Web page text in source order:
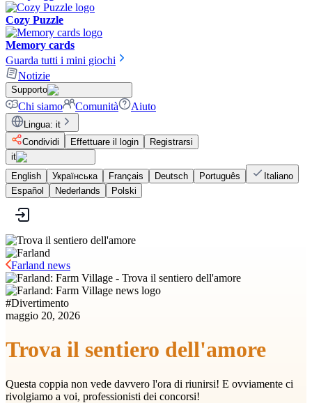
Cozy Puzzle
Memory cards
Guarda tutti i mini giochi
Notizie
Supporto
Chi siamo Comunità Aiuto
Lingua: it
Condividi
Effettuare il login
Registrarsi
it
English
Українська Français Deutsch Português
Italiano
Español
Nederlands Polski
Farland news
#Divertimento
maggio 20, 2026
Trova il sentiero dell'amore
Questa coppia non vede davvero l'ora di riunirsi! E ovviamente ci
rivolgiamo a voi, professionisti dei concorsi!